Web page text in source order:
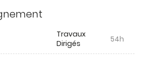
Travaux
Dirigés
54h